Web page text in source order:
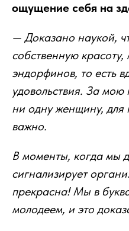
ощущение себя на
— Доказано наукой,
собственную
эндорфинов, то есть
удовольствия. За мою
ни одну женщину, для
важно.
В моменты, когда мы
сигнализирует
прекрасна! Мы в
молодеем, и это